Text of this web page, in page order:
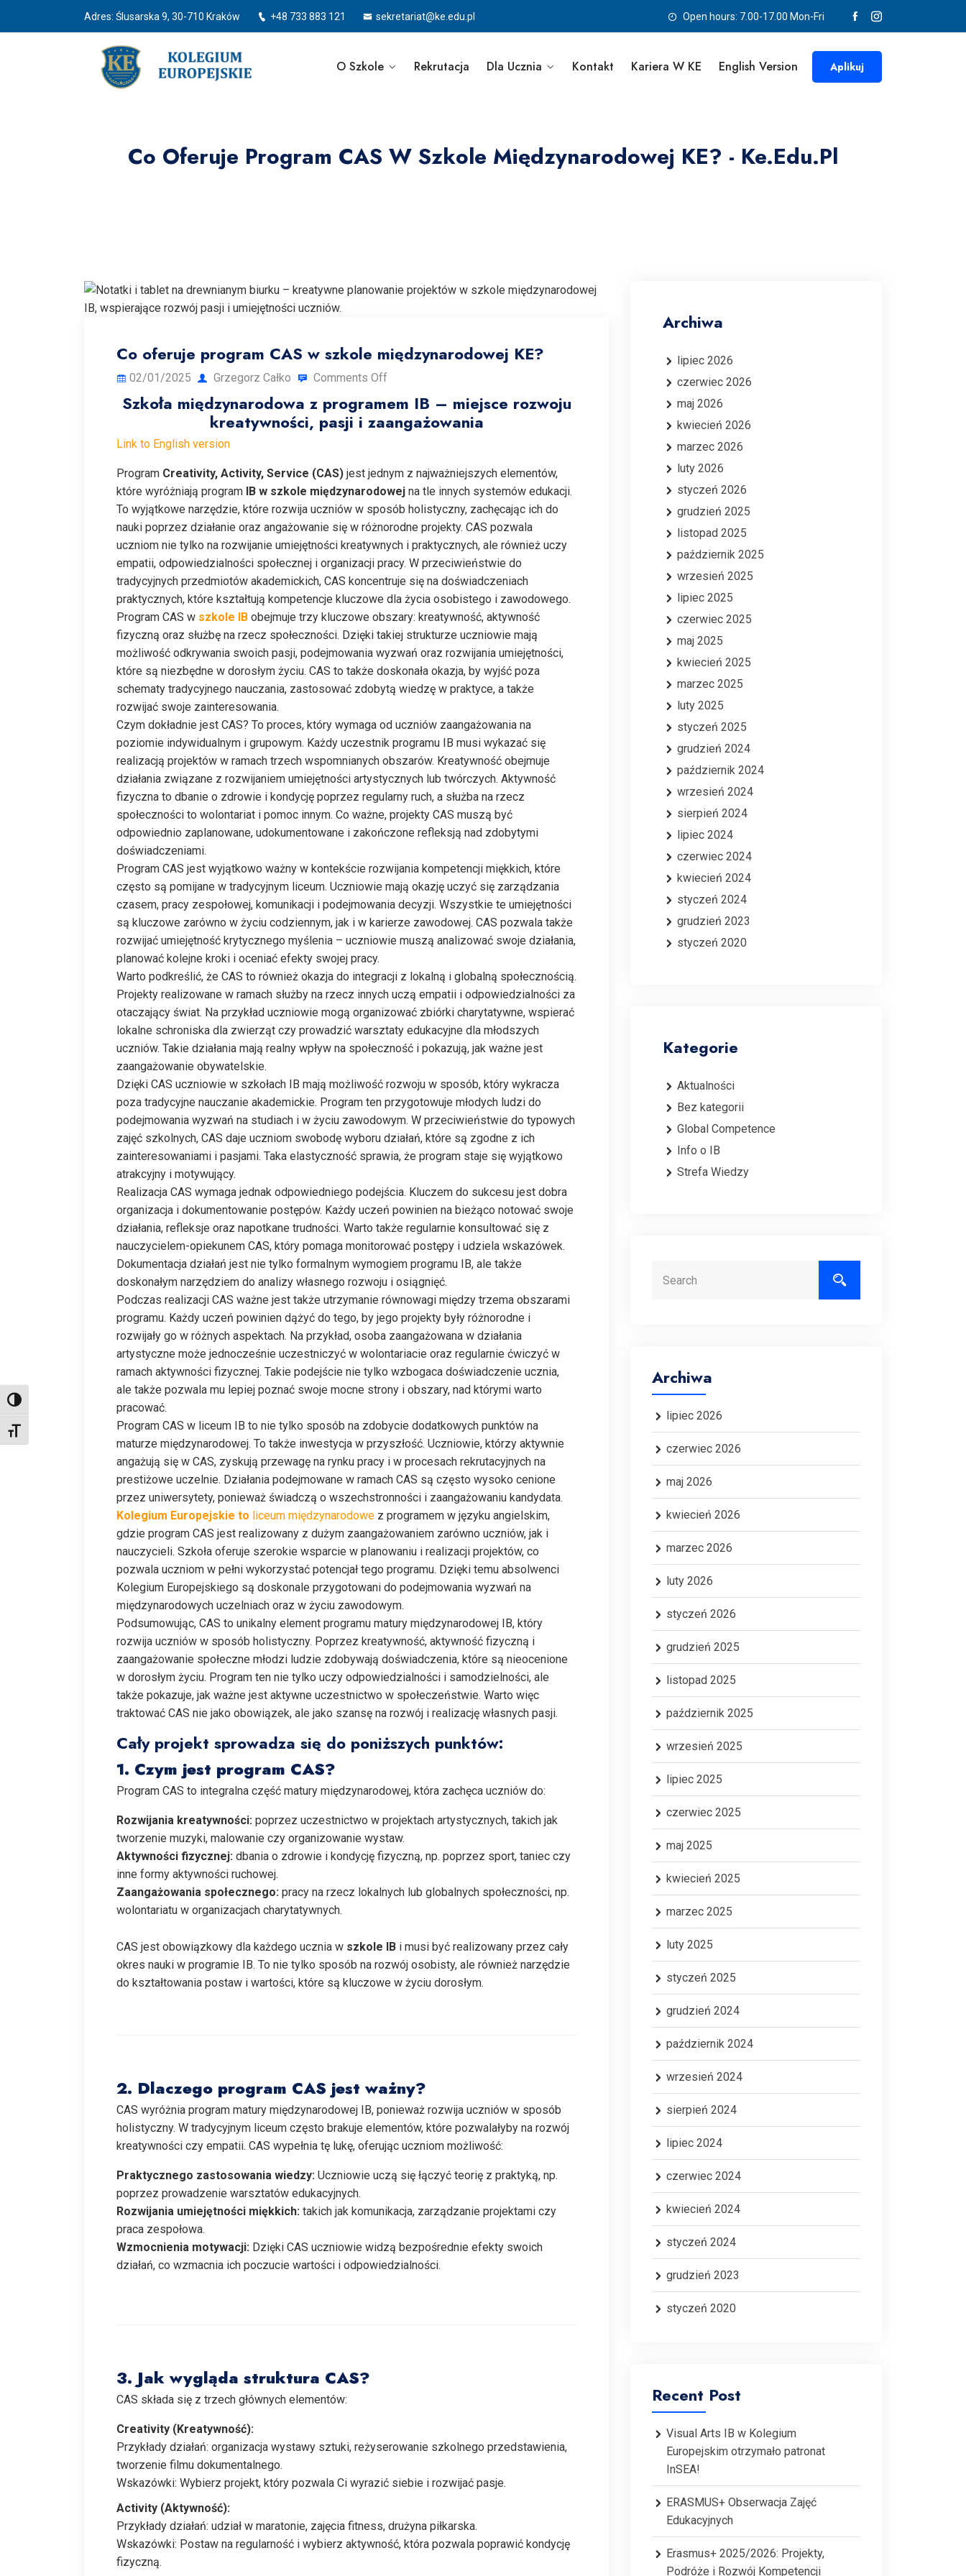
Toggle High Contrast
Toggle Font size
Adres: Ślusarska 9, 30-710 Kraków +48 733 883 121 sekretariat@ke.edu.pl Open hours: 7.00-17.00 Mon-Fri
O Szkole Rekrutacja Dla Ucznia Kontakt Kariera W KE English Version Aplikuj
Co Oferuje Program CAS W Szkole Międzynarodowej KE? - Ke.edu.pl
Co oferuje program CAS w szkole międzynarodowej KE?
02/01/2025 Grzegorz Całko Comments Off
Szkoła międzynarodowa z programem IB – miejsce rozwoju
kreatywności, pasji i zaangażowania
Link to English version
Program Creativity, Activity, Service (CAS) jest jednym z najważniejszych elementów,
które wyróżniają program IB w szkole międzynarodowej na tle innych systemów edukacji.
To wyjątkowe narzędzie, które rozwija uczniów w sposób holistyczny, zachęcając ich do
nauki poprzez działanie oraz angażowanie się w różnorodne projekty. CAS pozwala
uczniom nie tylko na rozwijanie umiejętności kreatywnych i praktycznych, ale również uczy
empatii, odpowiedzialności społecznej i organizacji pracy. W przeciwieństwie do
tradycyjnych przedmiotów akademickich, CAS koncentruje się na doświadczeniach
praktycznych, które kształtują kompetencje kluczowe dla życia osobistego i zawodowego.
Program CAS w szkole IB obejmuje trzy kluczowe obszary: kreatywność, aktywność
fizyczną oraz służbę na rzecz społeczności. Dzięki takiej strukturze uczniowie mają
możliwość odkrywania swoich pasji, podejmowania wyzwań oraz rozwijania umiejętności,
które są niezbędne w dorosłym życiu. CAS to także doskonała okazja, by wyjść poza
schematy tradycyjnego nauczania, zastosować zdobytą wiedzę w praktyce, a także
rozwijać swoje zainteresowania.
Czym dokładnie jest CAS? To proces, który wymaga od uczniów zaangażowania na
poziomie indywidualnym i grupowym. Każdy uczestnik programu IB musi wykazać się
realizacją projektów w ramach trzech wspomnianych obszarów. Kreatywność obejmuje
działania związane z rozwijaniem umiejętności artystycznych lub twórczych. Aktywność
fizyczna to dbanie o zdrowie i kondycję poprzez regularny ruch, a służba na rzecz
społeczności to wolontariat i pomoc innym. Co ważne, projekty CAS muszą być
odpowiednio zaplanowane, udokumentowane i zakończone refleksją nad zdobytymi
doświadczeniami.
Program CAS jest wyjątkowo ważny w kontekście rozwijania kompetencji miękkich, które
często są pomijane w tradycyjnym liceum. Uczniowie mają okazję uczyć się zarządzania
czasem, pracy zespołowej, komunikacji i podejmowania decyzji. Wszystkie te umiejętności
są kluczowe zarówno w życiu codziennym, jak i w karierze zawodowej. CAS pozwala także
rozwijać umiejętność krytycznego myślenia – uczniowie muszą analizować swoje działania,
planować kolejne kroki i oceniać efekty swojej pracy.
Warto podkreślić, że CAS to również okazja do integracji z lokalną i globalną społecznością.
Projekty realizowane w ramach służby na rzecz innych uczą empatii i odpowiedzialności za
otaczający świat. Na przykład uczniowie mogą organizować zbiórki charytatywne, wspierać
lokalne schroniska dla zwierząt czy prowadzić warsztaty edukacyjne dla młodszych
uczniów. Takie działania mają realny wpływ na społeczność i pokazują, jak ważne jest
zaangażowanie obywatelskie.
Dzięki CAS uczniowie w szkołach IB mają możliwość rozwoju w sposób, który wykracza
poza tradycyjne nauczanie akademickie. Program ten przygotowuje młodych ludzi do
podejmowania wyzwań na studiach i w życiu zawodowym. W przeciwieństwie do typowych
zajęć szkolnych, CAS daje uczniom swobodę wyboru działań, które są zgodne z ich
zainteresowaniami i pasjami. Taka elastyczność sprawia, że program staje się wyjątkowo
atrakcyjny i motywujący.
Realizacja CAS wymaga jednak odpowiedniego podejścia. Kluczem do sukcesu jest dobra
organizacja i dokumentowanie postępów. Każdy uczeń powinien na bieżąco notować swoje
działania, refleksje oraz napotkane trudności. Warto także regularnie konsultować się z
nauczycielem-opiekunem CAS, który pomaga monitorować postępy i udziela wskazówek.
Dokumentacja działań jest nie tylko formalnym wymogiem programu IB, ale także
doskonałym narzędziem do analizy własnego rozwoju i osiągnięć.
Podczas realizacji CAS ważne jest także utrzymanie równowagi między trzema obszarami
programu. Każdy uczeń powinien dążyć do tego, by jego projekty były różnorodne i
rozwijały go w różnych aspektach. Na przykład, osoba zaangażowana w działania
artystyczne może jednocześnie uczestniczyć w wolontariacie oraz regularnie ćwiczyć w
ramach aktywności fizycznej. Takie podejście nie tylko wzbogaca doświadczenie ucznia,
ale także pozwala mu lepiej poznać swoje mocne strony i obszary, nad którymi warto
pracować.
Program CAS w liceum IB to nie tylko sposób na zdobycie dodatkowych punktów na
maturze międzynarodowej. To także inwestycja w przyszłość. Uczniowie, którzy aktywnie
angażują się w CAS, zyskują przewagę na rynku pracy i w procesach rekrutacyjnych na
prestiżowe uczelnie. Działania podejmowane w ramach CAS są często wysoko cenione
przez uniwersytety, ponieważ świadczą o wszechstronności i zaangażowaniu kandydata.
Kolegium Europejskie to liceum międzynarodowe z programem w języku angielskim,
gdzie program CAS jest realizowany z dużym zaangażowaniem zarówno uczniów, jak i
nauczycieli. Szkoła oferuje szerokie wsparcie w planowaniu i realizacji projektów, co
pozwala uczniom w pełni wykorzystać potencjał tego programu. Dzięki temu absolwenci
Kolegium Europejskiego są doskonale przygotowani do podejmowania wyzwań na
międzynarodowych uczelniach oraz w życiu zawodowym.
Podsumowując, CAS to unikalny element programu matury międzynarodowej IB, który
rozwija uczniów w sposób holistyczny. Poprzez kreatywność, aktywność fizyczną i
zaangażowanie społeczne młodzi ludzie zdobywają doświadczenia, które są nieocenione
w dorosłym życiu. Program ten nie tylko uczy odpowiedzialności i samodzielności, ale
także pokazuje, jak ważne jest aktywne uczestnictwo w społeczeństwie. Warto więc
traktować CAS nie jako obowiązek, ale jako szansę na rozwój i realizację własnych pasji.
Cały projekt sprowadza się do poniższych punktów:
1. Czym jest program CAS?
Program CAS to integralna część matury międzynarodowej, która zachęca uczniów do:
Rozwijania kreatywności: poprzez uczestnictwo w projektach artystycznych, takich jak
tworzenie muzyki, malowanie czy organizowanie wystaw.
Aktywności fizycznej: dbania o zdrowie i kondycję fizyczną, np. poprzez sport, taniec czy
inne formy aktywności ruchowej.
Zaangażowania społecznego: pracy na rzecz lokalnych lub globalnych społeczności, np.
wolontariatu w organizacjach charytatywnych.
CAS jest obowiązkowy dla każdego ucznia w szkole IB i musi być realizowany przez cały
okres nauki w programie IB. To nie tylko sposób na rozwój osobisty, ale również narzędzie
do kształtowania postaw i wartości, które są kluczowe w życiu dorosłym.
2. Dlaczego program CAS jest ważny?
CAS wyróżnia program matury międzynarodowej IB, ponieważ rozwija uczniów w sposób
holistyczny. W tradycyjnym liceum często brakuje elementów, które pozwalałyby na rozwój
kreatywności czy empatii. CAS wypełnia tę lukę, oferując uczniom możliwość:
Praktycznego zastosowania wiedzy: Uczniowie uczą się łączyć teorię z praktyką, np.
poprzez prowadzenie warsztatów edukacyjnych.
Rozwijania umiejętności miękkich: takich jak komunikacja, zarządzanie projektami czy
praca zespołowa.
Wzmocnienia motywacji: Dzięki CAS uczniowie widzą bezpośrednie efekty swoich
działań, co wzmacnia ich poczucie wartości i odpowiedzialności.
3. Jak wygląda struktura CAS?
CAS składa się z trzech głównych elementów:
Creativity (Kreatywność):
Przykłady działań: organizacja wystawy sztuki, reżyserowanie szkolnego przedstawienia,
tworzenie filmu dokumentalnego.
Wskazówki: Wybierz projekt, który pozwala Ci wyrazić siebie i rozwijać pasje.
Activity (Aktywność):
Przykłady działań: udział w maratonie, zajęcia fitness, drużyna piłkarska.
Wskazówki: Postaw na regularność i wybierz aktywność, która pozwala poprawić kondycję
fizyczną.
Archiwa
lipiec 2026
czerwiec 2026
maj 2026
kwiecień 2026
marzec 2026
luty 2026
styczeń 2026
grudzień 2025
listopad 2025
październik 2025
wrzesień 2025
lipiec 2025
czerwiec 2025
maj 2025
kwiecień 2025
marzec 2025
luty 2025
styczeń 2025
grudzień 2024
październik 2024
wrzesień 2024
sierpień 2024
lipiec 2024
czerwiec 2024
kwiecień 2024
styczeń 2024
grudzień 2023
styczeń 2020
Kategorie
Aktualności
Bez kategorii
Global Competence
Info o IB
Strefa Wiedzy
Archiwa
lipiec 2026
czerwiec 2026
maj 2026
kwiecień 2026
marzec 2026
luty 2026
styczeń 2026
grudzień 2025
listopad 2025
październik 2025
wrzesień 2025
lipiec 2025
czerwiec 2025
maj 2025
kwiecień 2025
marzec 2025
luty 2025
styczeń 2025
grudzień 2024
październik 2024
wrzesień 2024
sierpień 2024
lipiec 2024
czerwiec 2024
kwiecień 2024
styczeń 2024
grudzień 2023
styczeń 2020
Recent Post
Visual Arts IB w Kolegium
Europejskim otrzymało patronat
InSEA!
ERASMUS+ Obserwacja Zajęć
Edukacyjnych
Erasmus+ 2025/2026: Projekty,
Podróże i Rozwój Kompetencji